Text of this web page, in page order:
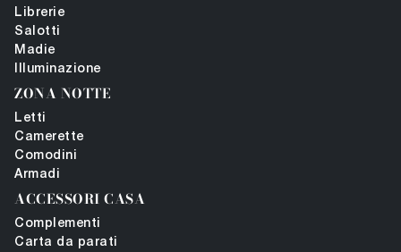
Librerie
Salotti
Madie
Illuminazione
ZONA NOTTE
Letti
Camerette
Comodini
Armadi
ACCESSORI CASA
Complementi
Carta da parati